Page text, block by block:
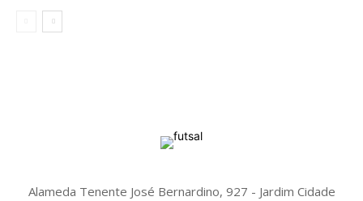
Alameda Tenente José Bernardino, 927 - Jardim Cidade